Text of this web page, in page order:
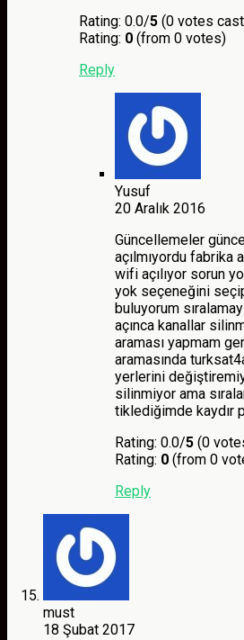
Rating: 0.0/5 (0 votes
Rating: 0 (from 0 votes)
Reply
Yusuf
20 Aralık 2016
Güncellemeler
açılmıyordu fabrika
wifi açılıyor sorun
yok seçeneğini
buluyorum
açınca kanallar
araması yapmam
aramasında
yerlerini
silinmiyor ama
tiklediğimde kaydır
Rating: 0.0/5 (0
Rating: 0 (from 0
Reply
must
18 Şubat 2017